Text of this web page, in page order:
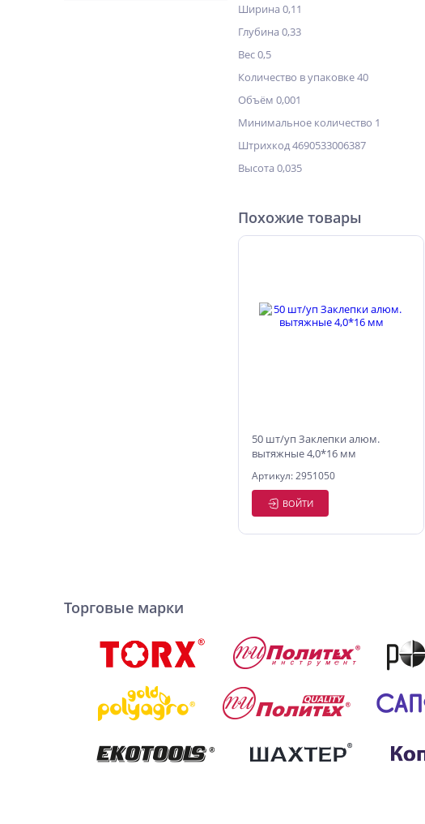
Ширина 0,11
Глубина 0,33
Вес 0,5
Количество в упаковке 40
Объём 0,001
Минимальное количество 1
Штрихкод 4690533006387
Высота 0,035
Похожие товары
50 шт/уп Заклепки алюм.
вытяжные 4,0*16 мм
Артикул: 2951050
ВОЙТИ
Торговые марки